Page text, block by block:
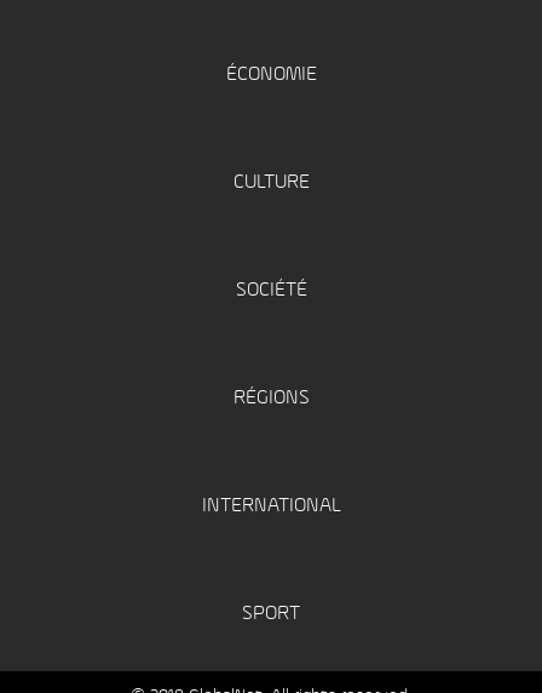
ÉCONOMIE
CULTURE
SOCIÉTÉ
RÉGIONS
INTERNATIONAL
SPORT